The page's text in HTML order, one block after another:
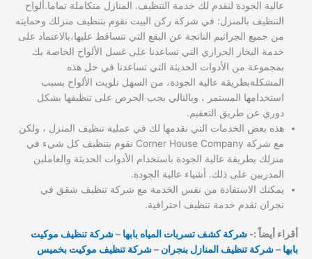
عالية الجودة لنقدم لك خدمة التنظيف. المنازل متكاملة تماما.ألواح
التنظيف بالمنزل: في شركة ركن البيت نقوم بتنظيف منزلك وحمايته
من جميع الجراثيم الناتجة عن البقع التي تتساقط عليها،بالاعتماد على
خدمة البخار الحراري التي تساعدنا على غسل الألواح الخاصة بك
بمجموعة من الأدوات الحديثة التي تساعدنا في حل هذه
المشكلةبطريقة عالية الجودة، من السهل تلويث الألواح بسبب
استخدامها المستمر ، وبالتالي يجب الحرص على تنظيفها بشكل
دوري عن طريق التعقيم.
هذه بعض الخدمات التي نقدمها لك في عملية تنظيف المنزل ، ولكن
مع شركة Corner House Company نقوم بتنظيف كل شيء في
منزلك بطريقة عالية الجودة باستخدام الأدوات الحديثة والعاملين
المدربين على ذلك. أشياء عالية الجودة.
يمكنك الاستفادة من نفس الخدمة مع شركة تنظيف شقق في
نجران تقدم خدمة تنظيف احترافية.
أقراء أيضاً :- شركة كشف تسربات المياه بابها –شركة تنظيف موكيت
بابها –شركة تنظيف المنازل بنجران –شركة تنظيف موكيت بخميس